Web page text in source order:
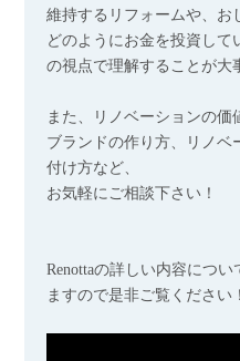
維持するリフォームや、お
どのようにお金を投資して
の視点で理解することが大
また、リノベーションの価
ブランドの作り方、リノベ
付け方など、
お気軽にご相談下さい！
Renottaの詳しい内容につ
ますので是非ご覧ください